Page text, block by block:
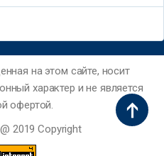
на этом сайте, носит
характер и не является
офертой.
2019 Copyright